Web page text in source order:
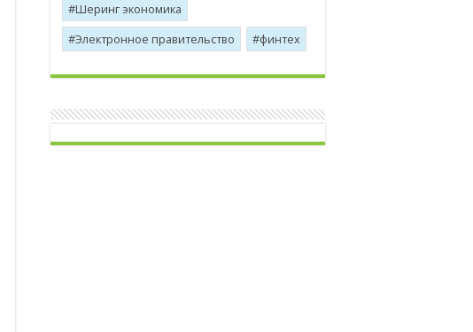
Шеринг экономика
Электронное правительство
финтех